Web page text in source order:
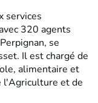
services
320 agents
se
Il est chargé de
alimentaire et
l'Agriculture et de